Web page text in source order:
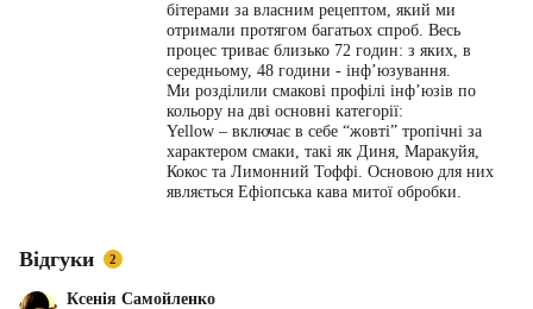
бітерами за власним рецептом, який ми
отримали протягом багатьох спроб. Весь
процес триває близько 72 годин: з яких, в
середньому, 48 години - інфʼюзування.
Ми розділили смакові профілі інф’юзів по
кольору на дві основні категорії:
Yellow – включає в себе “жовті” тропічні за
характером смаки, такі як Диня, Маракуйя,
Кокос та Лимонний Тоффі. Основою для них
являється Ефіопська кава митої обробки.
Відгуки 2
Ксенія Самойленко